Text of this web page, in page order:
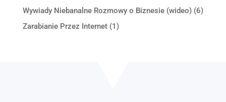
Wywiady Niebanalne Rozmowy o Biznesie (wideo)(6)
Zarabianie Przez Internet(1)